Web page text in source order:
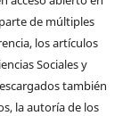
de múltiples
los artículos
Sociales y
también
la autoría de los